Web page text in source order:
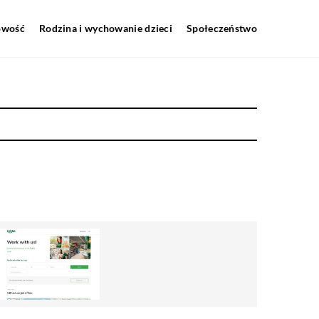
Rodzina i wychowanie dzieci Społeczeństwo